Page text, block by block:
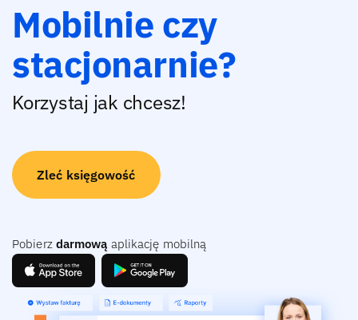
Mobilnie czy
stacjonarnie?
Korzystaj jak chcesz!
Zleć księgowość
Pobierz darmową aplikację mobilną